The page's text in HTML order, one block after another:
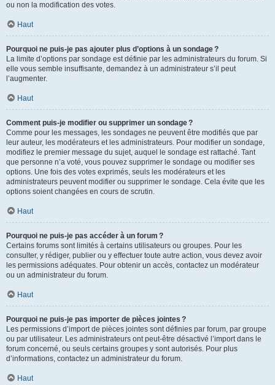
ou non la modification des votes.
Haut
Pourquoi ne puis-je pas ajouter plus d’options à un sondage ?
La limite d’options par sondage est définie par les administrateurs du forum. Si
elle vous semble insuffisante, demandez à un administrateur s’il peut
l’augmenter.
Haut
Comment puis-je modifier ou supprimer un sondage ?
Comme pour les messages, les sondages ne peuvent être modifiés que par
leur auteur, les modérateurs et les administrateurs. Pour modifier un sondage,
modifiez le premier message du sujet, auquel le sondage est rattaché. Tant
que personne n’a voté, vous pouvez supprimer le sondage ou modifier ses
options. Une fois des votes exprimés, seuls les modérateurs et les
administrateurs peuvent modifier ou supprimer le sondage. Cela évite que les
options soient changées en cours de scrutin.
Haut
Pourquoi ne puis-je pas accéder à un forum ?
Certains forums sont limités à certains utilisateurs ou groupes. Pour les
consulter, y rédiger, publier ou y effectuer toute autre action, vous devez avoir
les permissions adéquates. Pour obtenir un accès, contactez un modérateur
ou un administrateur du forum.
Haut
Pourquoi ne puis-je pas importer de pièces jointes ?
Les permissions d’import de pièces jointes sont définies par forum, par groupe
ou par utilisateur. Les administrateurs ont peut-être désactivé l’import dans le
forum concerné, ou seuls certains groupes y sont autorisés. Pour plus
d’informations, contactez un administrateur du forum.
Haut